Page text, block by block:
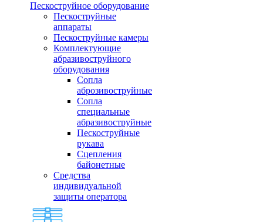
Пескоструйное оборудование
Пескоструйные
аппараты
Пескоструйные камеры
Комплектующие
абразивоструйного
оборудования
Сопла
аброзивоструйные
Сопла
специальные
абразивоструйные
Пескоструйные
рукава
Сцепления
байонетные
Средства
индивидуальной
защиты оператора